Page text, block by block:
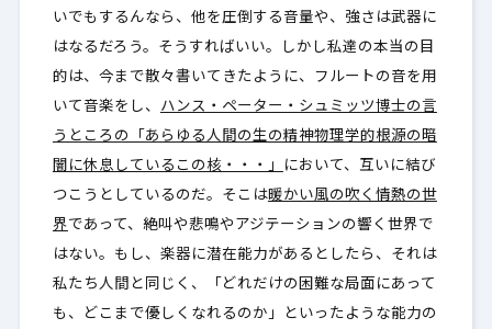
いでもするんなら、他を圧倒する音量や、強さは武器に
はなるだろう。そうすればいい。しかし私達の本当の目
的は、今まで散々書いてきたように、フルートの音を用
いて音楽をし、 ハンス・ペーター・シュミッツ博士の言
うところの「あらゆる人間の生の精神物理学的根源の暗
闇に休息しているこの核・・・」 において、互いに結び
つこうとしているのだ。そこは暖かい風の吹く情熱の世
界 であって、絶叫や悲鳴やアジテーションの響く世界で
はない。もし、楽器に潜在能力があるとしたら、それは
私たち人間と同じく、「どれだけの困難な局面にあって
も、どこまで優しくなれるのか」といったような能力の